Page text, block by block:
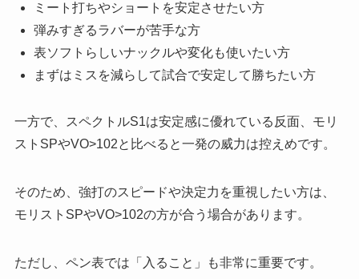
ミート打ちやショートを安定させたい方
弾みすぎるラバーが苦手な方
表ソフトらしいナックルや変化も使いたい方
まずはミスを減らして試合で安定して勝ちたい方
一方で、スペクトルS1は安定感に優れている反面、モリ
ストSPやVO>102と比べると一発の威力は控えめです。
そのため、強打のスピードや決定力を重視したい方は、
モリストSPやVO>102の方が合う場合があります。
ただし、ペン表では「入ること」も非常に重要です。